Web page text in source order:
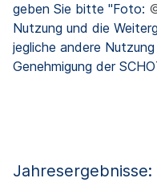
geben Sie bitte "Foto:
Nutzung und die
jegliche andere
Genehmigung der